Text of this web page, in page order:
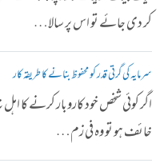
کر دی جائے تو اس پر سالا…
سرمایہ کی گرتی قدر کو محفوظ بنانے کا طریقہ کار
اگر کوئی شخص خود کاروبار کرنے کا
خائف ہو تو وہ فی زم…